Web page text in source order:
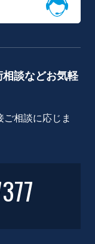
談などお気軽
相談に応じま